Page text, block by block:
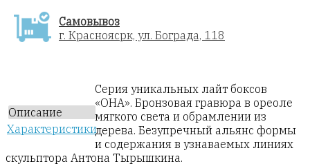
Самовывоз
г. Красноясрк, ул. Бограда, 118
Описание
Характеристики
Серия уникальных лайт боксов
«ОНА». Бронзовая гравюра в ореоле
мягкого света и обрамлении из
дерева. Безупречный альянс формы
и содержания в узнаваемых линиях
скульптора Антона Тырышкина.